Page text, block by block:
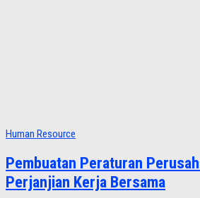
Human Resource
Pembuatan Peraturan
Perjanjian Kerja Bersama